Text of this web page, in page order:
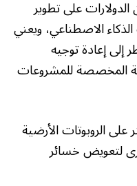
على تطوير
الاصطناعي، ويعني
إعادة توجيه
المخصصة للمشروعات
على الروبوتات الأرضية
لتعويض خسائر